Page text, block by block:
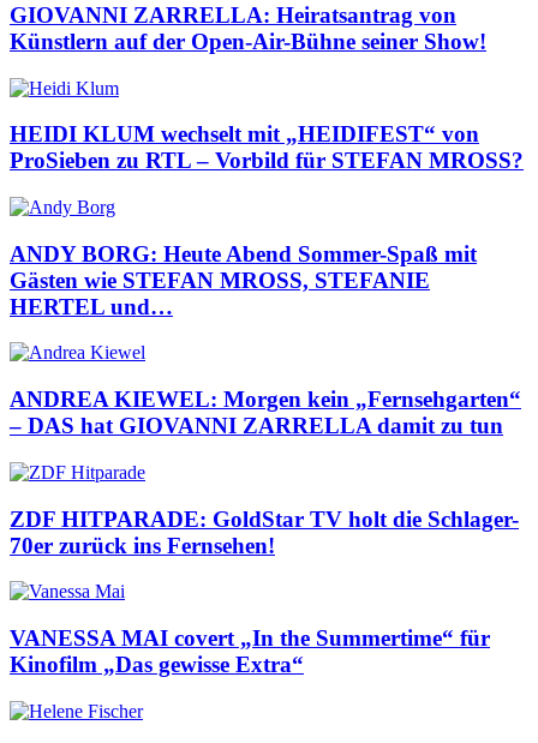
GIOVANNI ZARRELLA: Heiratsantrag von
Künstlern auf der Open-Air-Bühne seiner Show!
HEIDI KLUM wechselt mit „HEIDIFEST“ von
ProSieben zu RTL – Vorbild für STEFAN MROSS?
ANDY BORG: Heute Abend Sommer-Spaß mit
Gästen wie STEFAN MROSS, STEFANIE
HERTEL und…
ANDREA KIEWEL: Morgen kein „Fernsehgarten“
– DAS hat GIOVANNI ZARRELLA damit zu tun
ZDF HITPARADE: GoldStar TV holt die Schlager-
70er zurück ins Fernsehen!
VANESSA MAI covert „In the Summertime“ für
Kinofilm „Das gewisse Extra“